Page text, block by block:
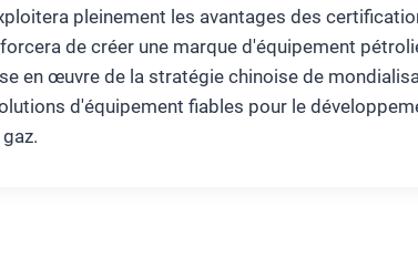
pleinement les avantages des
de créer une marque d'équipement
en œuvre de la stratégie chinoise de
d'équipement fiables pour le